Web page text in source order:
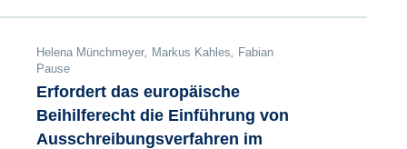
Helena Münchmeyer, Markus Kahles, Fabian
Pause
Erfordert das europäische
Beihilferecht die Einführung von
Ausschreibungsverfahren im